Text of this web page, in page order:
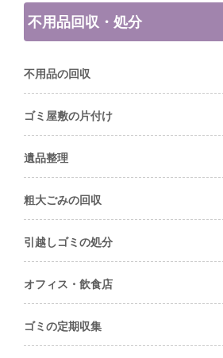
不用品回収・処分
不用品の回収
ゴミ屋敷の片付け
遺品整理
粗大ごみの回収
引越しゴミの処分
オフィス・飲食店
ゴミの定期収集